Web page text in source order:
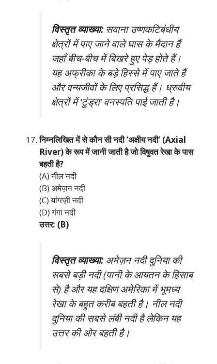
विस्तृत व्याख्या:सवाना उष्णकटिबंधीय
क्षेत्रों में पाए जाने वाले घास के मैदान हैं
जहाँ बीच-बीच में बिखरे हुए पेड़ होते हैं।
यह अफ्रीका के बड़े हिस्से में पाए जाते हैं
और वन्यजीवों के लिए प्रसिद्ध हैं। ध्रुवीय
क्षेत्रों में ‘टुंड्रा’ वनस्पति पाई जाती है।
निम्नलिखित में से कौन सी नदी ‘अक्षीय नदी’ (Axial
River) के रूप में जानी जाती है जो विषुवत रेखा के पास
बहती है?
(A) नील नदी
(B) अमेज़न नदी
(C) यांग्त्ज़ी नदी
(D) गंगा नदी
उत्तर: (B)
विस्तृत व्याख्या:अमेज़न नदी दुनिया की
सबसे बड़ी नदी (पानी के आयतन के हिसाब
से) है और यह दक्षिण अमेरिका में भूमध्य
रेखा के बहुत करीब बहती है। नील नदी
दुनिया की सबसे लंबी नदी है लेकिन यह
उत्तर की ओर बहती है।